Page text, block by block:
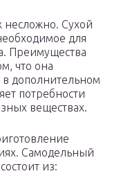
несложно. Сухой
для
Преимущества
что она
в дополнительном
потребности
веществах.
Самодельный
из: